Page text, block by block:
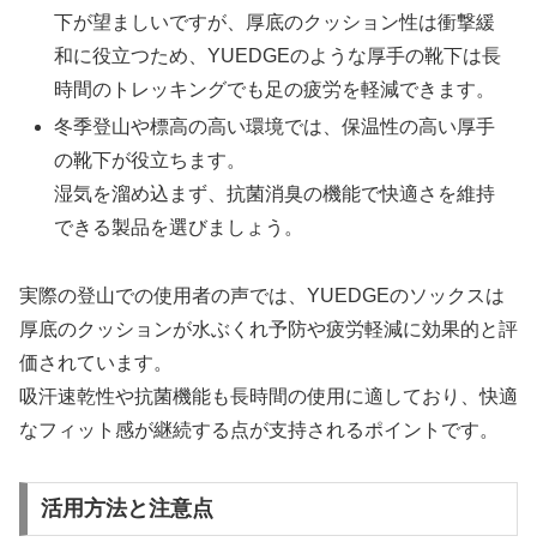
下が望ましいですが、厚底のクッション性は衝撃緩
和に役立つため、YUEDGEのような厚手の靴下は長
時間のトレッキングでも足の疲労を軽減できます。
冬季登山や標高の高い環境では、保温性の高い厚手
の靴下が役立ちます。
湿気を溜め込まず、抗菌消臭の機能で快適さを維持
できる製品を選びましょう。
実際の登山での使用者の声では、YUEDGEのソックスは
厚底のクッションが水ぶくれ予防や疲労軽減に効果的と評
価されています。
吸汗速乾性や抗菌機能も長時間の使用に適しており、快適
なフィット感が継続する点が支持されるポイントです。
活用方法と注意点